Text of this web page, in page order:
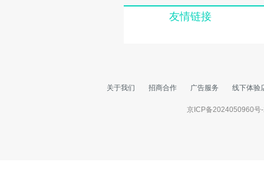
友情链接
关于我们 招商合作 广告服务 线下体验
京ICP备2024050960号